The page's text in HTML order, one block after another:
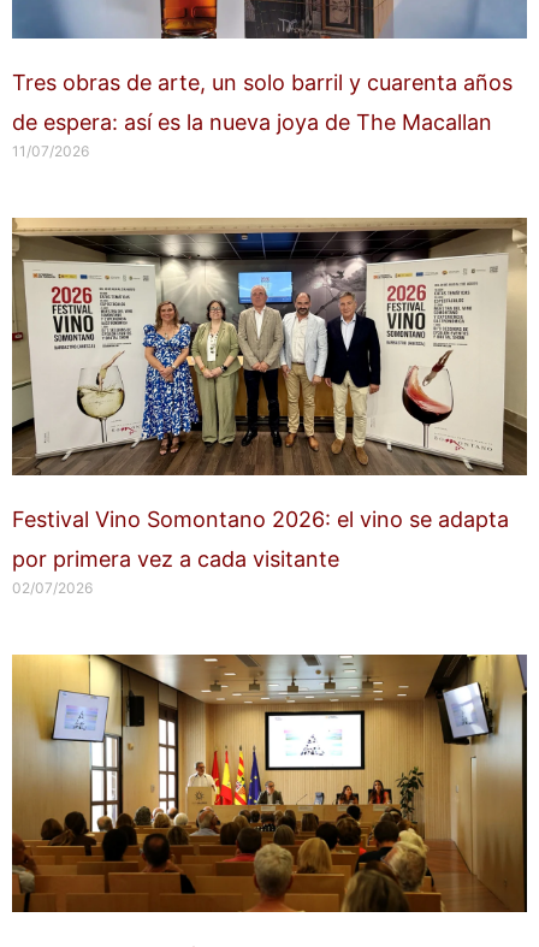
Tres obras de arte, un solo barril y cuarenta años
de espera: así es la nueva joya de The Macallan
11/07/2026
Festival Vino Somontano 2026: el vino se adapta
por primera vez a cada visitante
02/07/2026